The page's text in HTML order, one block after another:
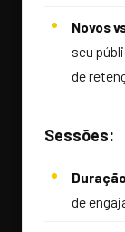
Novos
seu
de
Sessões:
de